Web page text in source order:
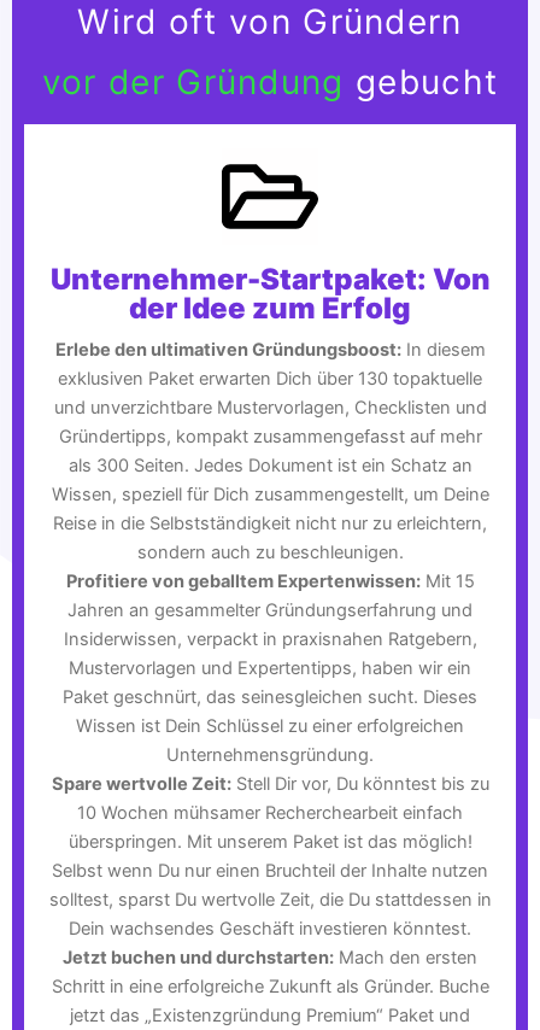
Wird oft von Gründern
vor der Gründung gebucht
Unternehmer-Startpaket: Von
der Idee zum Erfolg
Erlebe den ultimativen Gründungsboost:In diesem
exklusiven Paket erwarten Dich über 130 topaktuelle
und unverzichtbare Mustervorlagen, Checklisten und
Gründertipps, kompakt zusammengefasst auf mehr
als 300 Seiten. Jedes Dokument ist ein Schatz an
Wissen, speziell für Dich zusammengestellt, um Deine
Reise in die Selbstständigkeit nicht nur zu erleichtern,
sondern auch zu beschleunigen.
Profitiere von geballtem Expertenwissen:Mit 15
Jahren an gesammelter Gründungserfahrung und
Insiderwissen, verpackt in praxisnahen Ratgebern,
Mustervorlagen und Expertentipps, haben wir ein
Paket geschnürt, das seinesgleichen sucht. Dieses
Wissen ist Dein Schlüssel zu einer erfolgreichen
Unternehmensgründung.
Spare wertvolle Zeit:Stell Dir vor, Du könntest bis zu
10 Wochen mühsamer Recherchearbeit einfach
überspringen. Mit unserem Paket ist das möglich!
Selbst wenn Du nur einen Bruchteil der Inhalte nutzen
solltest, sparst Du wertvolle Zeit, die Du stattdessen in
Dein wachsendes Geschäft investieren könntest.
Jetzt buchen und durchstarten: Mach den ersten
Schritt in eine erfolgreiche Zukunft als Gründer. Buche
jetzt das „Existenzgründung Premium“ Paket und